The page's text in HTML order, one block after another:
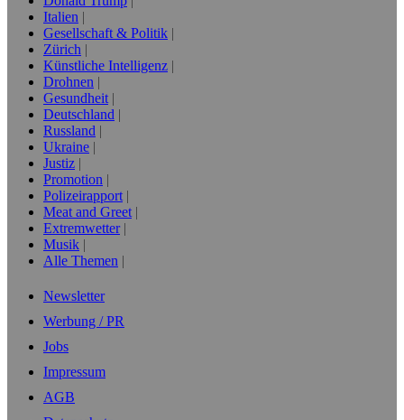
Italien
Gesellschaft & Politik
Zürich
Künstliche Intelligenz
Drohnen
Gesundheit
Deutschland
Russland
Ukraine
Justiz
Promotion
Polizeirapport
Meat and Greet
Extremwetter
Musik
Alle Themen
Newsletter
Werbung / PR
Jobs
Impressum
AGB